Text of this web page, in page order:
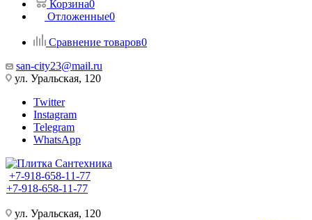
Корзина0
Отложенные0
Сравнение товаров0
san-city23@mail.ru
ул. Уральская, 120
Twitter
Instagram
Telegram
WhatsApp
+7-918-658-11-77
+7-918-658-11-77
ул. Уральская, 120